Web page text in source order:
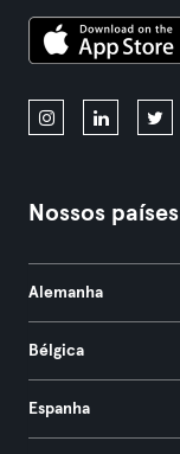
Nossos países
Alemanha
Bélgica
Espanha